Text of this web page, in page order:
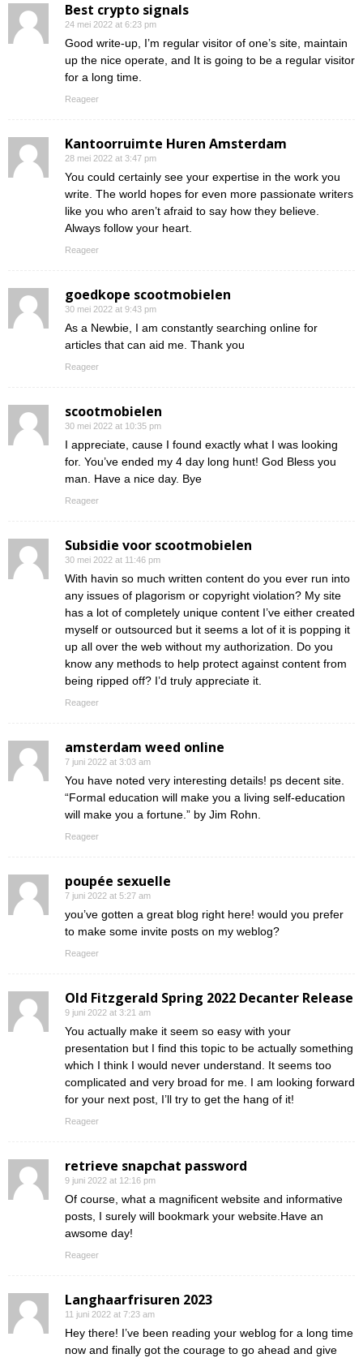
Best crypto signals
24 mei 2022 at 6:23 pm
Good write-up, I’m regular visitor of one’s site, maintain
up the nice operate, and It is going to be a regular visitor
for a long time.
Reageer
Kantoorruimte Huren Amsterdam
28 mei 2022 at 3:47 pm
You could certainly see your expertise in the work you
write. The world hopes for even more passionate writers
like you who aren’t afraid to say how they believe.
Always follow your heart.
Reageer
goedkope scootmobielen
30 mei 2022 at 9:43 pm
As a Newbie, I am constantly searching online for
articles that can aid me. Thank you
Reageer
scootmobielen
30 mei 2022 at 10:35 pm
I appreciate, cause I found exactly what I was looking
for. You’ve ended my 4 day long hunt! God Bless you
man. Have a nice day. Bye
Reageer
Subsidie voor scootmobielen
30 mei 2022 at 11:46 pm
With havin so much written content do you ever run into
any issues of plagorism or copyright violation? My site
has a lot of completely unique content I’ve either created
myself or outsourced but it seems a lot of it is popping it
up all over the web without my authorization. Do you
know any methods to help protect against content from
being ripped off? I’d truly appreciate it.
Reageer
amsterdam weed online
7 juni 2022 at 3:03 am
You have noted very interesting details! ps decent site.
“Formal education will make you a living self-education
will make you a fortune.” by Jim Rohn.
Reageer
poupée sexuelle
7 juni 2022 at 5:27 am
you’ve gotten a great blog right here! would you prefer
to make some invite posts on my weblog?
Reageer
Old Fitzgerald Spring 2022 Decanter Release
9 juni 2022 at 3:21 am
You actually make it seem so easy with your
presentation but I find this topic to be actually something
which I think I would never understand. It seems too
complicated and very broad for me. I am looking forward
for your next post, I’ll try to get the hang of it!
Reageer
retrieve snapchat password
9 juni 2022 at 12:16 pm
Of course, what a magnificent website and informative
posts, I surely will bookmark your website.Have an
awsome day!
Reageer
Langhaarfrisuren 2023
11 juni 2022 at 7:23 am
Hey there! I’ve been reading your weblog for a long time
now and finally got the courage to go ahead and give